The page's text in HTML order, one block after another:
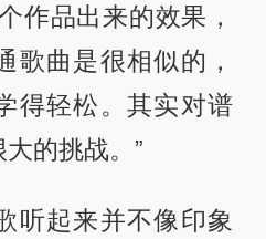
作品出来的效果，
歌曲是很相似的，
得轻松。其实对谱
的挑战。”
听起来并不像印象